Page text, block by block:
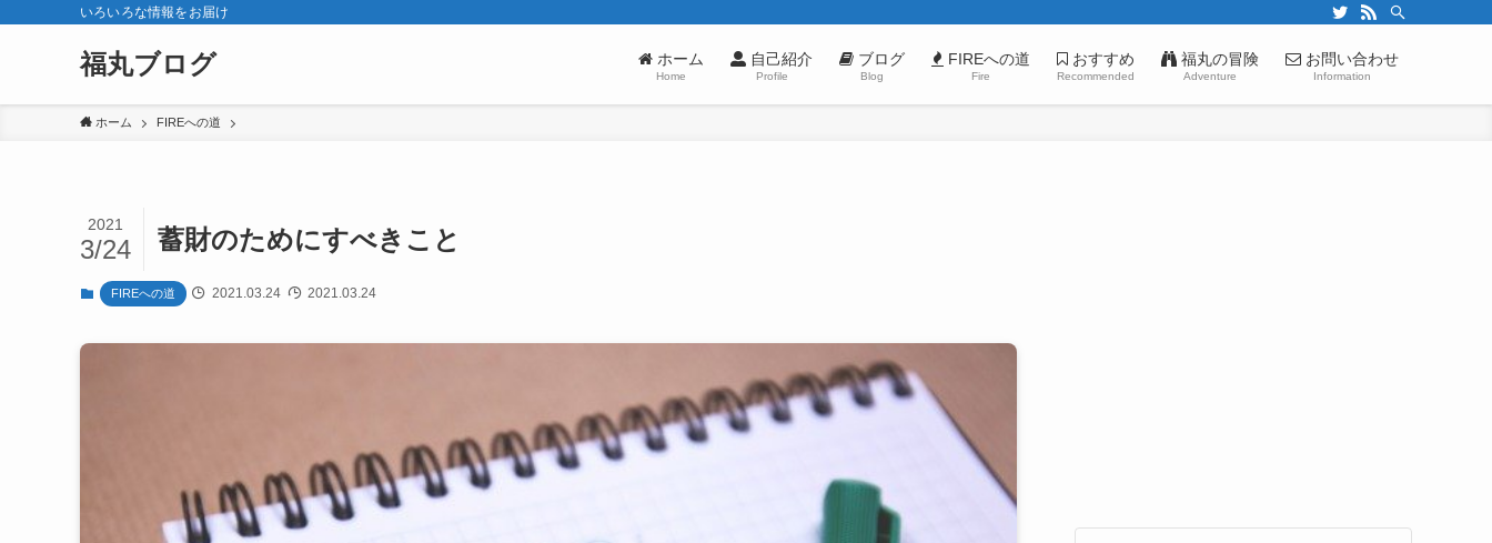
いろいろな情報をお届け
福丸ブログ ホーム
Home
自己紹介
Profile
ブログ
Blog
FIREへの道
Fire
おすすめ
Recommended
福丸の冒険
Adventure
お問い合わせ
Information
ホーム FIREへの道
蓄財のためにすべきこと
2021
3/24
FIREへの道 2021.03.24 2021.03.24